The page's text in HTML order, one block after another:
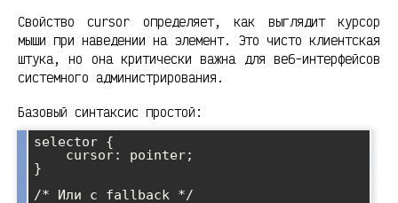
Свойство cursor определяет, как выглядит курсор
мыши при наведении на элемент. Это чисто клиентская
штука, но она критически важна для веб-интерфейсов
системного администрирования.
Базовый синтаксис простой:
selector {
}
/* Или с fallback */